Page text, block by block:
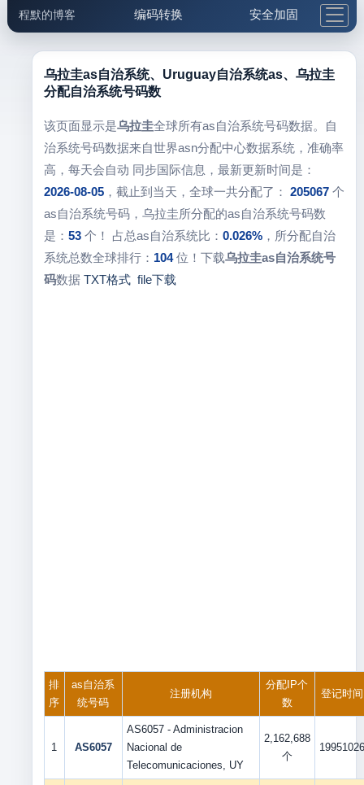
程默的博客 编码转换 安全加固
邮件工具 生活便民 更多工具
5.1支付宝大红包
乌拉圭as自治系统、Uruguay自治系统as、乌拉圭
分配自治系统号码数
该页面显示是乌拉圭全球所有as自治系统号码数据。自
治系统号码数据来自世界asn分配中心数据系统，准确率
高，每天会自动 同步国际信息，最新更新时间是：
2026-08-05，截止到当天，全球一共分配了： 205067个
as自治系统号码，乌拉圭所分配的as自治系统号码数
是： 53个！ 占总as自治系统比： 0.026%，所分配自治
系统总数全球排行： 104位！下载乌拉圭as自治系统号
码数据 TXT格式 file下载
排
序
as自治系
统号码
注册机构
分配IP个
数
登记时间
1 AS6057
AS6057 - Administracion
Nacional de
Telecomunicaciones, UY
2,162,688
个
19951026